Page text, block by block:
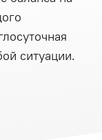
ситуации.